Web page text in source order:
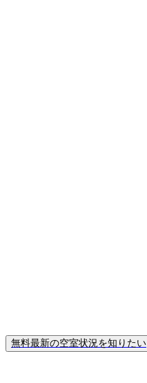
無料最新の空室状況を知りたい